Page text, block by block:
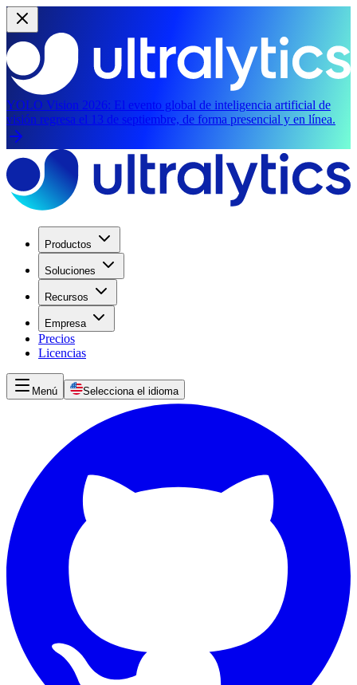
YOLO Vision 2026: El evento global de inteligencia artificial de
visión regresa el 13 de septiembre, de forma presencial y en línea.
Productos
Soluciones
Recursos
Empresa
Precios
Licencias
Menú Selecciona el idioma